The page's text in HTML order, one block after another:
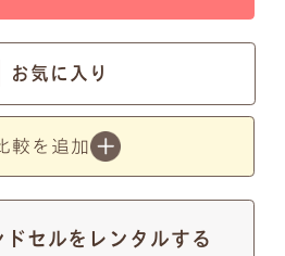
お気に入り
較を追加
ドセルをレンタルする
異なります。あらかじめご了